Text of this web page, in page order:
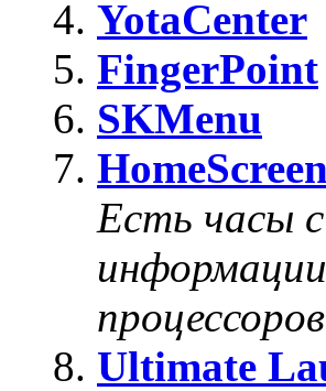
YotaCenter
FingerPoint
SKMenu
Есть часы
процессоров
Ultimate